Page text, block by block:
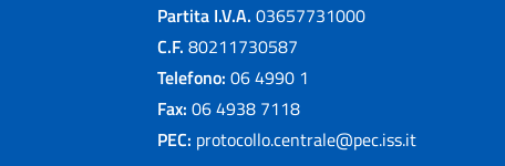
Partita I.V.A. 03657731000
C.F. 80211730587
Telefono: 06 4990 1
Fax: 06 4938 7118
PEC: protocollo.centrale@pec.iss.it